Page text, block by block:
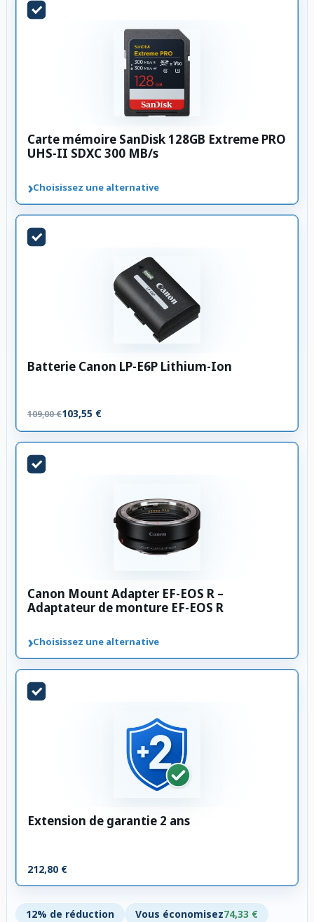
Carte mémoire SanDisk 128GB Extreme PRO
UHS-II SDXC 300 MB/s
›Choisissez une alternative
Batterie Canon LP-E6P Lithium-Ion
109,00 €103,55 €
Canon Mount Adapter EF-EOS R –
Adaptateur de monture EF-EOS R
›Choisissez une alternative
Extension de garantie 2 ans
212,80 €
12% de réduction Vous économisez74,33 €